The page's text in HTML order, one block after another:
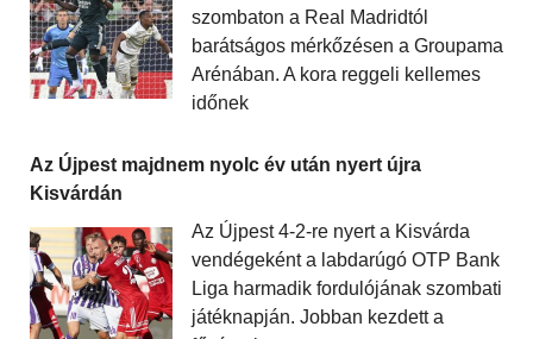
szombaton a Real Madridtól
barátságos mérkőzésen a Groupama
Arénában. A kora reggeli kellemes
időnek
Az Újpest majdnem nyolc év után nyert újra
Kisvárdán
Az Újpest 4-2-re nyert a Kisvárda
vendégeként a labdarúgó OTP Bank
Liga harmadik fordulójának szombati
játéknapján. Jobban kezdett a